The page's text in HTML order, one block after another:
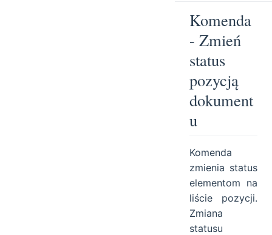
Komenda
- Zmień
status
pozycją
dokument
u
Komenda
zmienia status
elementom na
liście pozycji.
Zmiana
statusu